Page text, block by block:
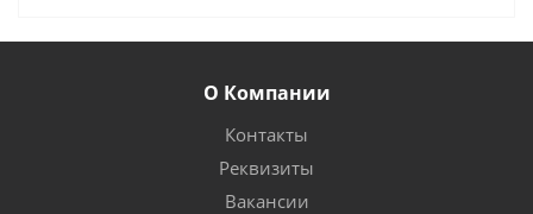
О Компании
Контакты
Реквизиты
Вакансии